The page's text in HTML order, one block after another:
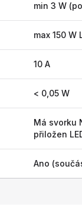
min 3 W
max 150 W
10 A
< 0,05 W
Má svorku
přiložen
Ano